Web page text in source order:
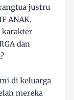
justru
ANAK.
karakter
dan
di keluarga
mereka